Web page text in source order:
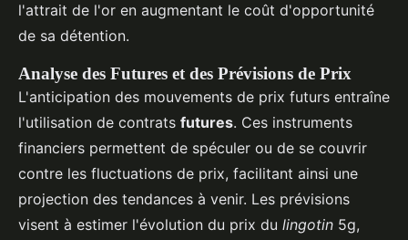
l'attrait de l'or en augmentant le coût d'opportunité
de sa détention.
Analyse des Futures et des Prévisions de Prix
L'anticipation des mouvements de prix futurs entraîne
l'utilisation de contrats futures. Ces instruments
financiers permettent de spéculer ou de se couvrir
contre les fluctuations de prix, facilitant ainsi une
projection des tendances à venir. Les prévisions
visent à estimer l'évolution du prix du lingotin 5g,